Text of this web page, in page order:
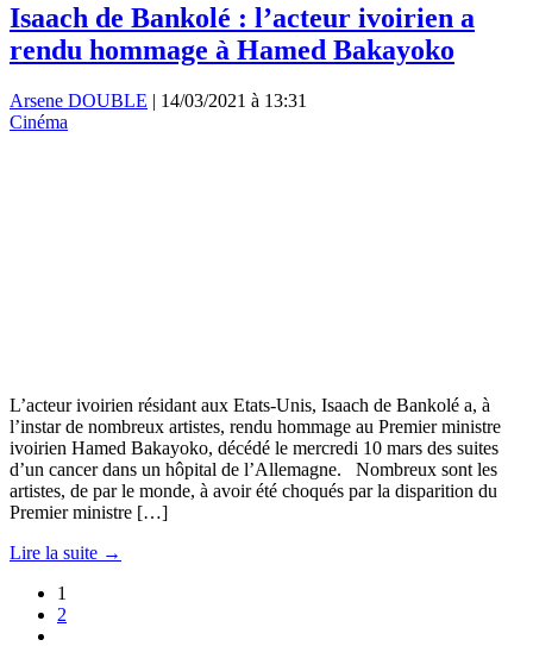
Isaach de Bankolé : l’acteur ivoirien a
rendu hommage à Hamed Bakayoko
Arsene DOUBLE | 14/03/2021 à 13:31
Cinéma
L’acteur ivoirien résidant aux Etats-Unis, Isaach de Bankolé a, à
l’instar de nombreux artistes, rendu hommage au Premier ministre
ivoirien Hamed Bakayoko, décédé le mercredi 10 mars des suites
d’un cancer dans un hôpital de l’Allemagne. Nombreux sont les
artistes, de par le monde, à avoir été choqués par la disparition du
Premier ministre […]
Lire la suite →
1
2